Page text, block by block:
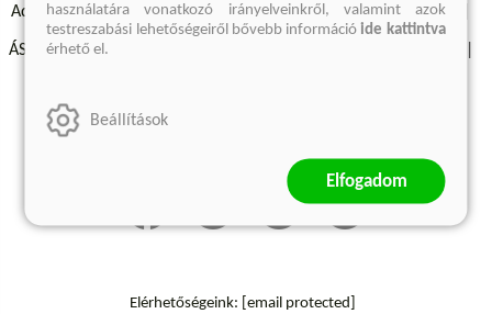
Adatvédelmi szabályzatok Elállási felmondási nyilatkozat
ÁSZF - Vásárlási feltételek
Elérhetőségeink: [email protected]
használatára vonatkozó irányelveinkről, valamint azok
testreszabási lehetőségeiről bővebb információide kattintva
érhető el.
Beállítások
Elfogadom